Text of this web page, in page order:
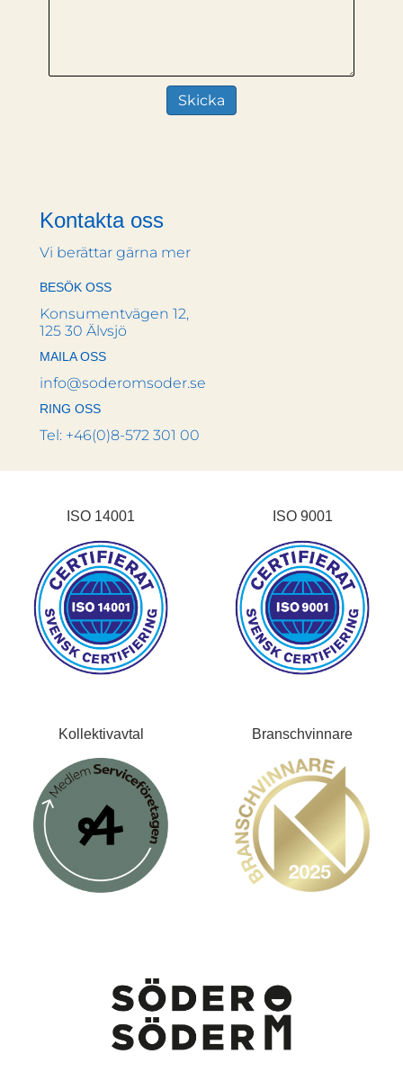
Kontakta oss
Vi berättar gärna mer
BESÖK OSS
Konsumentvägen 12,
125 30 Älvsjö
MAILA OSS
info@soderomsoder.se
RING OSS
Tel: +46(0)8-572 301 00
ISO 14001 ISO 9001
Kollektivavtal Branschvinnare